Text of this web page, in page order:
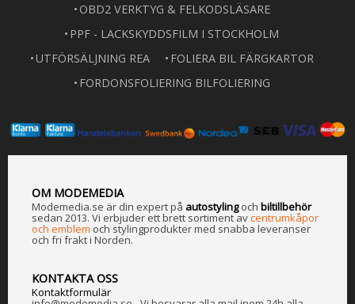
OBD2 VERKTYG & FELKODSLÄSARE
PPF - LACKSKYDDSFILM I STOCKHOLM
UTFÖRSÄLJNING REA
FOLIERA BIL FÄRGKARTOR
FORDONSFOLIERING BILFOLIERING
OM MODEMEDIA
Modemedia.se är din expert på autostylingoch biltillbehör
sedan 2013. Vi erbjuder ett brett sortiment avcentrumkåpor
och emblem och stylingprodukter med snabba leveranser
och fri frakt i Norden.
KONTAKTA OSS
Kontaktformulär